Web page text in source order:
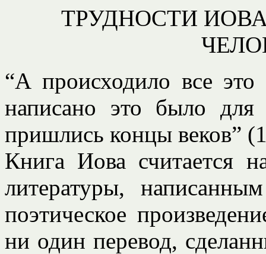
ТРУДНОСТИ
“А происходило все
написано это было для
пришлись концы веков”
Книга Иова считается
литературы,
поэтическое
ни один перевод,